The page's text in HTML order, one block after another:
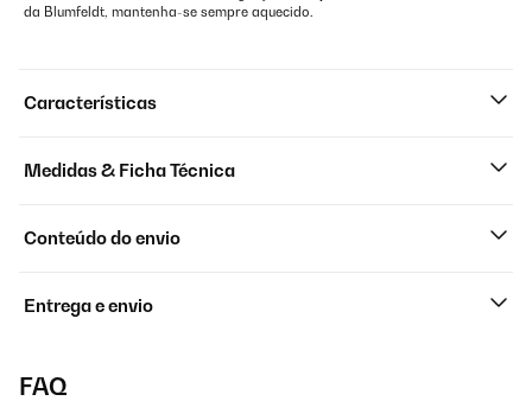
da Blumfeldt, mantenha-se sempre aquecido.
Características
Medidas & Ficha Técnica
Conteúdo do envio
Entrega e envio
FAQ